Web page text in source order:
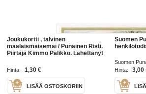
Joukukortti , talvinen
maalaismaisemai / Punainen Risti.
Piirtäjä Kimmo Pälikkö. Lähettänyt
Taittokortti
Hinta: 1,30 €
LISÄÄ OSTOSKORIIN
Suomen
Suomen
Hinta:
3,00